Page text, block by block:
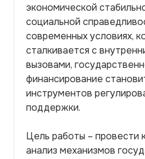
экономической
социальной
современных условиях,
сталкивается с
вызовами,
финансирование
инструментов
поддержки.
Цель работы – провести
анализ механизмов